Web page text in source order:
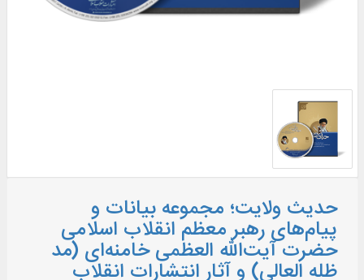
حدیث ولایت؛ مجموعه بیانات و
پیام‌های رهبر معظم انقلاب اسلامی
حضرت آیت‌الله العظمی خامنه‌ای (مد
ظله العالی) و آثار انتشارات انقلاب